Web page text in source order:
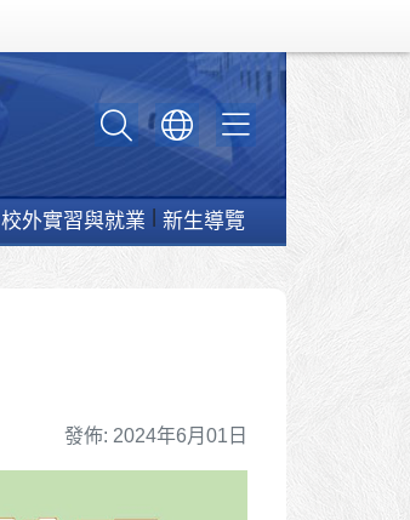
校外實習與就業 新生導覽
發佈: 2024年6月01日